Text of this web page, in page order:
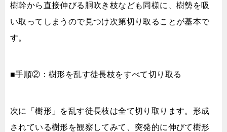
樹幹から直接伸びる胴吹き枝なども同様に、樹勢を吸
い取ってしまうので見つけ次第切り取ることが基本で
す。
■手順②：樹形を乱す徒長枝をすべて切り取る
次に「樹形」を乱す徒長枝は全て切り取ります。形成
されている樹形を観察してみて、突発的に伸びて樹形